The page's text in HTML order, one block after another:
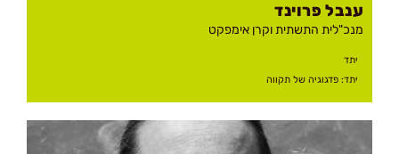
ענבלפרוינד
מנכ"לית התשתית וקרן אימפקט
יתד
יתד: פדגוגיה של תקווה